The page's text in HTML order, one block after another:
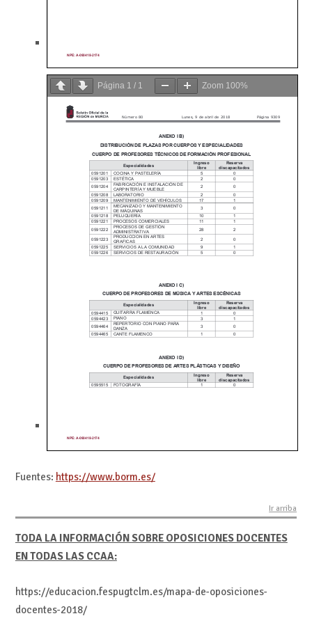
Página 1 / 1 Zoom 100%
Fuentes: https://www.borm.es/
Ir arriba
TODA LA INFORMACIÓN SOBRE OPOSICIONES DOCENTES
EN TODAS LAS CCAA:
https://educacion.fespugtclm.es/mapa-de-oposiciones-
docentes-2018/